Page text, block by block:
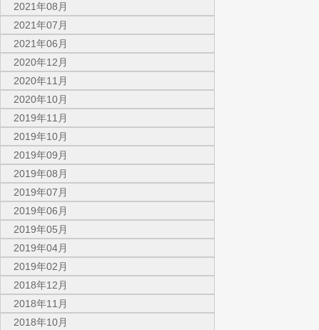
2021年08月
2021年07月
2021年06月
2020年12月
2020年11月
2020年10月
2019年11月
2019年10月
2019年09月
2019年08月
2019年07月
2019年06月
2019年05月
2019年04月
2019年02月
2018年12月
2018年11月
2018年10月